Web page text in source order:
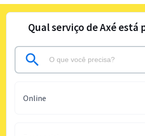
Qual serviço de Axé está
Online